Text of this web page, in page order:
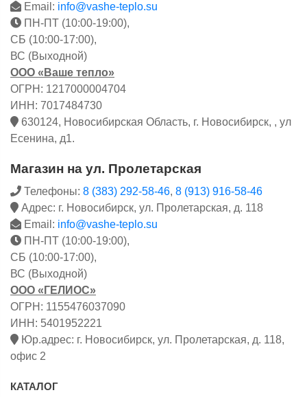
Email: info@vashe-teplo.su
ПН-ПТ (10:00-19:00),
СБ (10:00-17:00),
ВС (Выходной)
ООО «Ваше тепло»
ОГРН: 1217000004704
ИНН: 7017484730
630124, Новосибирская Область, г. Новосибирск, , ул
Есенина, д1.
Магазин на ул. Пролетарская
Телефоны: 8 (383) 292-58-46, 8 (913) 916-58-46
Адрес: г. Новосибирск, ул. Пролетарская, д. 118
Email: info@vashe-teplo.su
ПН-ПТ (10:00-19:00),
СБ (10:00-17:00),
ВС (Выходной)
ООО «ГЕЛИОС»
ОГРН: 1155476037090
ИНН: 5401952221
Юр.адрес: г. Новосибирск, ул. Пролетарская, д. 118,
офис 2
КАТАЛОГ